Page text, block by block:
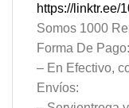
https://linktr.ee/
Somos 1000
Forma De Pago:
– En Efectivo,
Envíos: